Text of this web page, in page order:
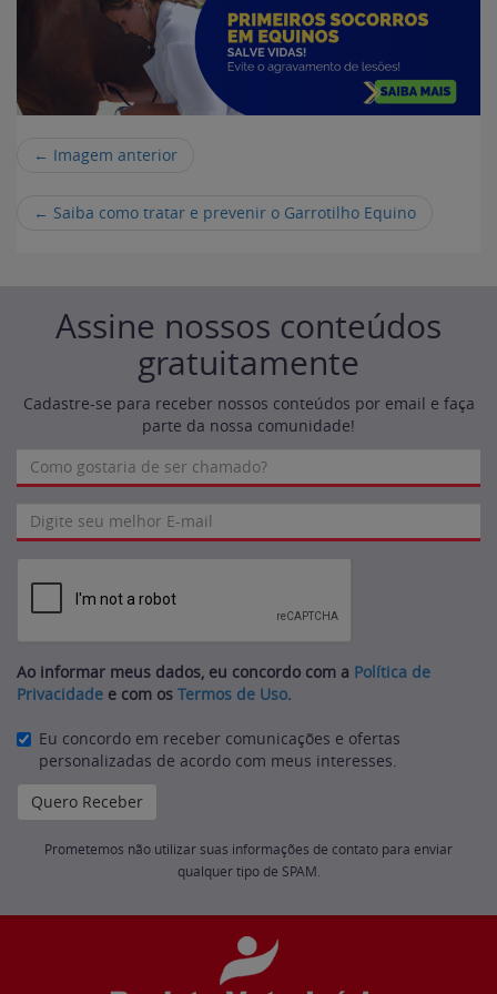
← Imagem anterior
← Saiba como tratar e prevenir o Garrotilho Equino
Assine nossos conteúdos
gratuitamente
Cadastre-se para receber nossos conteúdos por email e faça
parte da nossa comunidade!
Ao informar meus dados, eu concordo com a Política de
Privacidade e com os Termos de Uso.
Eu concordo em receber comunicações e ofertas
personalizadas de acordo com meus interesses.
Prometemos não utilizar suas informações de contato para enviar
qualquer tipo de SPAM.